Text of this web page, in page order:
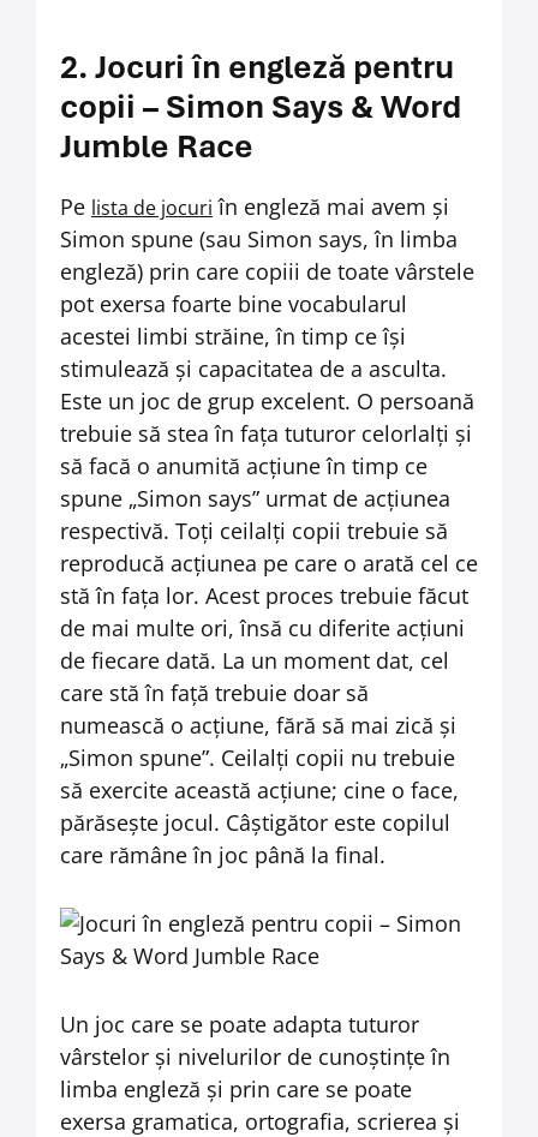
2. Jocuri în engleză pentru
copii – Simon Says & Word
Jumble Race
Pe lista de jocuri în engleză mai avem și
Simon spune (sau Simon says, în limba
engleză) prin care copiii de toate vârstele
pot exersa foarte bine vocabularul
acestei limbi străine, în timp ce își
stimulează și capacitatea de a asculta.
Este un joc de grup excelent. O persoană
trebuie să stea în fața tuturor celorlalți și
să facă o anumită acțiune în timp ce
spune „Simon says” urmat de acțiunea
respectivă. Toți ceilalți copii trebuie să
reproducă acțiunea pe care o arată cel ce
stă în fața lor. Acest proces trebuie făcut
de mai multe ori, însă cu diferite acțiuni
de fiecare dată. La un moment dat, cel
care stă în față trebuie doar să
numească o acțiune, fără să mai zică și
„Simon spune”. Ceilalți copii nu trebuie
să exercite această acțiune; cine o face,
părăsește jocul. Câștigător este copilul
care rămâne în joc până la final.
Un joc care se poate adapta tuturor
vârstelor și nivelurilor de cunoștințe în
limba engleză și prin care se poate
exersa gramatica, ortografia, scrierea și